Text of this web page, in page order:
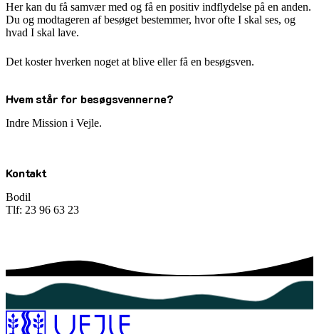
Her kan du få samvær med og få en positiv indflydelse på en anden.
Du og modtageren af besøget bestemmer, hvor ofte I skal ses, og
hvad I skal lave.
Det koster hverken noget at blive eller få en besøgsven.
Hvem står for besøgsvennerne?
Indre Mission i Vejle.
Kontakt
Bodil
Tlf: 23 96 63 23